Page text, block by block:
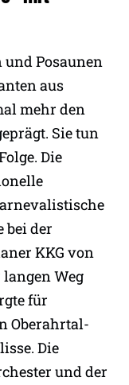
Posaunen
aus
mehr den
Sie tun
Die
bei der
KKG von
langen Weg
für
Oberahrtal-
Die
und der